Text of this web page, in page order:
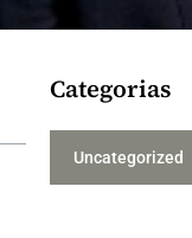
Categorias
Uncategorized